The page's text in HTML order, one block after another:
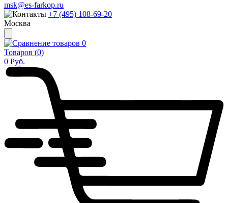
msk@es-farkop.ru
+7 (495) 108-69-20
Москва
0
Товаров (0)
0 Руб.